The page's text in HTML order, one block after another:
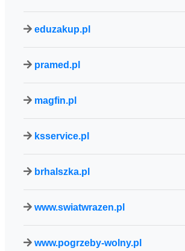
eduzakup.pl
pramed.pl
magfin.pl
ksservice.pl
brhalszka.pl
www.swiatwrazen.pl
www.pogrzeby-wolny.pl